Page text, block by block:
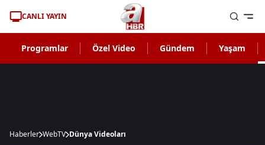
CANLI YAYIN
Programlar Özel Video Gündem Yaşam
Haberler WebTV Dünya Videoları